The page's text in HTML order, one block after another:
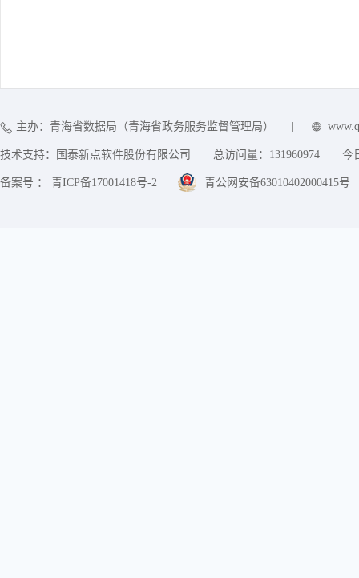
主办：青海省数据局（青海省政务服务监督管理局）
技术支持：国泰新点软件股份有限公司 总访问量： 131960974 今
备案号 ： 青ICP备17001418号-2 青公网安备63010402000415号